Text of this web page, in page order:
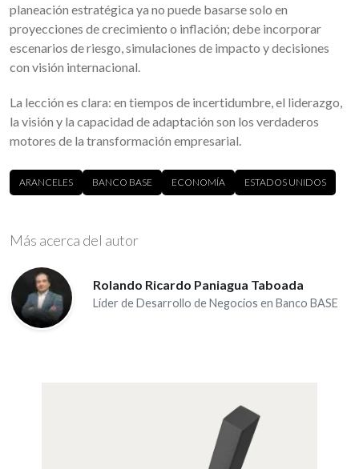
planeación estratégica ya no puede basarse solo en
proyecciones de crecimiento o inflación; debe incorporar
escenarios de riesgo, simulaciones de impacto y decisiones
con visión internacional.
La lección es clara: en tiempos de incertidumbre, el liderazgo,
la visión y la capacidad de adaptación son los verdaderos
motores de la transformación empresarial.
ARANCELES BANCO BASE ECONOMÍA ESTADOS UNIDOS
Más acerca del autor
Rolando Ricardo Paniagua Taboada
Líder de Desarrollo de Negocios en Banco BASE